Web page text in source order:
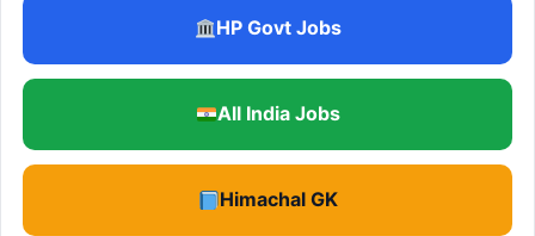
HP Govt Jobs
All India Jobs
Himachal GK